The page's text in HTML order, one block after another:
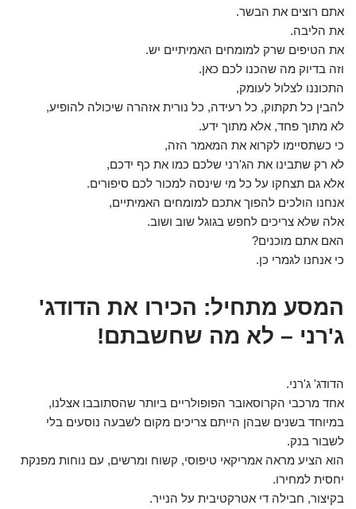
אתם רוצים את הבשר.
את הליבה.
את הטיפים שרק למומחים האמיתיים יש.
וזה בדיוק מה שהכנו לכם כאן.
התכוננו לצלול לעומק,
להבין כל תקתוק, כל רעידה, כל נורית אזהרה שיכולה להופיע,
לא מתוך פחד, אלא מתוך ידע.
כי כשתסיימו לקרוא את המאמר הזה,
לא רק שתבינו את הג'רני שלכם כמו את כף ידכם,
אלא גם תצחקו על כל מי שינסה למכור לכם סיפורים.
אנחנו הולכים להפוך אתכם למומחים האמיתיים,
אלה שלא צריכים לחפש בגוגל שוב ושוב.
האם אתם מוכנים?
כי אנחנו לגמרי כן.
המסע מתחיל: הכירו את הדודג'
ג'רני – לא מה שחשבתם!
הדודג' ג'רני.
אחד מרכבי הקרוסאובר הפופולריים ביותר שהסתובבו אצלנו,
במיוחד בשנים שבהן הייתם צריכים מקום לשבעה נוסעים בלי
לשבור בנק.
הוא הציע מראה אמריקאי טיפוסי, קשוח ומרשים, עם נוחות מפנקת
יחסית למחירו.
בקיצור, חבילה די אטרקטיבית על הנייר.